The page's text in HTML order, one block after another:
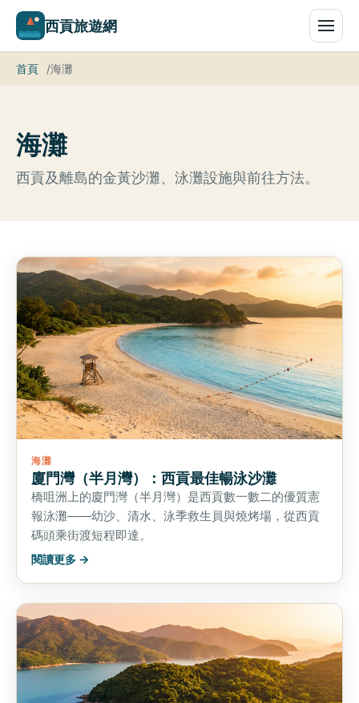
西貢旅遊網
首頁 海灘
海灘
西貢及離島的金黃沙灘、泳灘設施與前往方法。
海灘
廈門灣（半月灣）：西貢最佳暢泳沙灘
橋咀洲上的廈門灣（半月灣）是西貢數一數二的優質憲
報泳灘——幼沙、清水、泳季救生員與燒烤場，從西貢
碼頭乘街渡短程即達。
閱讀更多 →